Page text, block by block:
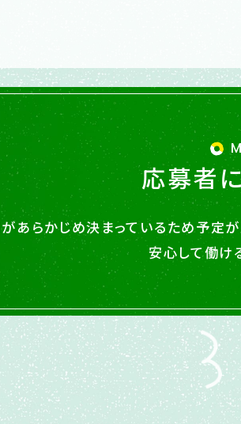
応募者に
あらかじめ決まっているため予定が
安心して働け